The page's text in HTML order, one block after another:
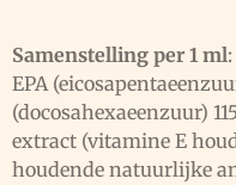
Samenstelling per 1 ml
EPA
(docosahexaeenzuur)
extract (vitamine E
houdende natuurlijke